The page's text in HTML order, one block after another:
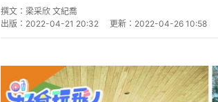
撰文： 梁采欣 文紀喬
出版： 2022-04-21 20:32 更新： 2022-04-26 10:58